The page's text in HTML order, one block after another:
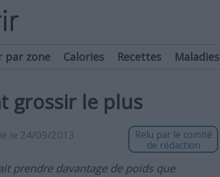
par zone Calories Recettes Maladies
grossir le plus
le 24/09/2013
Relu par le comité
de rédaction
prendre davantage de poids que